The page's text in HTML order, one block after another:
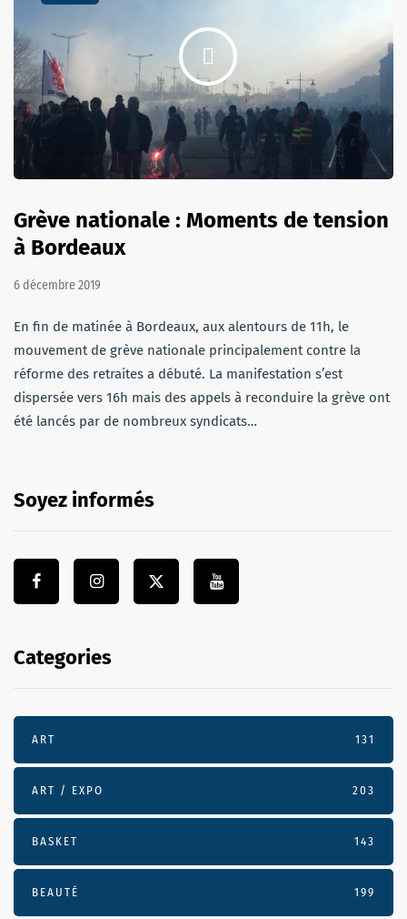
Grève nationale : Moments de tension
à Bordeaux
6 décembre 2019
En fin de matinée à Bordeaux, aux alentours de 11h, le
mouvement de grève nationale principalement contre la
réforme des retraites a débuté. La manifestation s’est
dispersée vers 16h mais des appels à reconduire la grève ont
été lancés par de nombreux syndicats…
Soyez informés
Categories
ART 131
ART / EXPO 203
BASKET 143
BEAUTÉ 199